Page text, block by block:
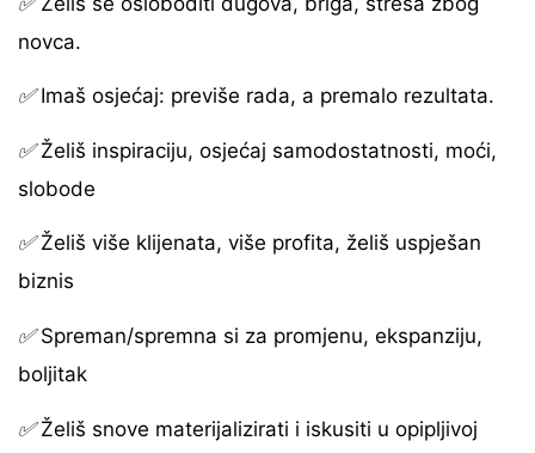
novca.
✅Imaš osjećaj: previše rada, a premalo rezultata.
✅Želiš inspiraciju, osjećaj samodostatnosti, moći,
slobode
✅Želiš više klijenata, više profita, želiš uspješan
biznis
✅Spreman/spremna si za promjenu, ekspanziju,
boljitak
✅Želiš snove materijalizirati i iskusiti u opipljivoj